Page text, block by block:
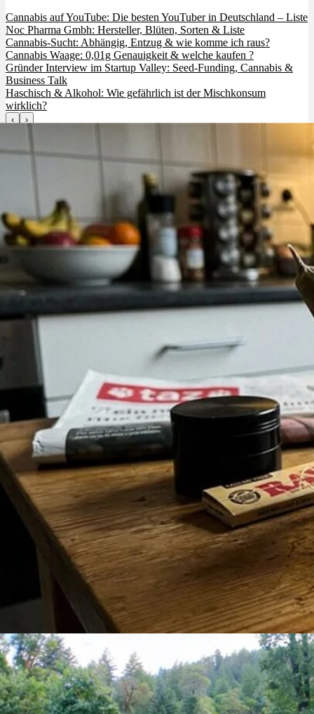
Cannabis auf YouTube: Die besten YouTuber in Deutschland – Liste
Noc Pharma Gmbh: Hersteller, Blüten, Sorten & Liste
Cannabis-Sucht: Abhängig, Entzug & wie komme ich raus?
Cannabis Waage: 0,01g Genauigkeit & welche kaufen ?
Gründer Interview im Startup Valley: Seed-Funding, Cannabis &
Business Talk
Haschisch & Alkohol: Wie gefährlich ist der Mischkonsum
wirklich?
‹ ›
Cannabis & Alkohol: Wechselwirkungen & wie gefährlich ist es?